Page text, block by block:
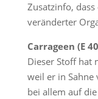
Zusatzinfo, dass
veränderter
Carrageen (E
Dieser Stoff hat
weil er in Sahne
bei allem auf